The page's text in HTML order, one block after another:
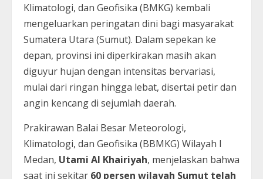
Klimatologi, dan Geofisika (BMKG) kembali
mengeluarkan peringatan dini bagi masyarakat
Sumatera Utara (Sumut). Dalam sepekan ke
depan, provinsi ini diperkirakan masih akan
diguyur hujan dengan intensitas bervariasi,
mulai dari ringan hingga lebat, disertai petir dan
angin kencang di sejumlah daerah.
Prakirawan Balai Besar Meteorologi,
Klimatologi, dan Geofisika (BBMKG) Wilayah I
Medan, Utami Al Khairiyah, menjelaskan bahwa
saat ini sekitar 60 persen wilayah Sumut telah